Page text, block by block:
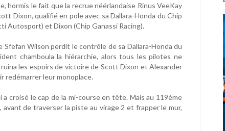
le fait que la recrue néérlandaise Rinus VeeKay
Dixon, qualifié en pole avec sa Dallara-Honda du Chip
Autosport) et Dixon (Chip Ganassi Racing).
Wilson perdit le contrôle de sa Dallara-Honda du
chamboula la hiérarchie, alors tous les pilotes ne
les espoirs de victoire de Scott Dixon et Alexander
redémarrer leur monoplace.
croisé le cap de la mi-course en tête. Mais au 119ème
de traverser la piste au virage 2 et frapper le mur,